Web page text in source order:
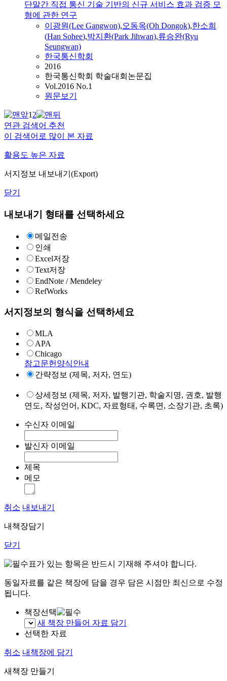
단말간 직접 통신 기술 기반의 신규 서비스 효과 검증 모
형에 관한 연구
이광원(Lee Gangwon),오동옥(Oh Dongok),한소희
(Han Sohee),박지환(Park Jihwan),류승완(Ryu
Seungwan)
한국통신학회
2016
한국통신학회 학술대회논문집
Vol.2016 No.1
원문보기
12
연관 검색어 추천
이 검색어로 많이 본 자료
활용도 높은 자료
서지정보 내보내기(Export)
닫기
내보내기 형태를 선택하세요
메일전송
인쇄
Excel저장
Text저장
EndNote / Mendeley
RefWorks
서지정보의 형식을 선택하세요
MLA
APA
Chicago
참고문헌양식안내
간략정보 (제목, 저자, 연도)
상세정보 (제목, 저자, 발행기관, 학술지명, 권호, 발행
연도, 작성언어, KDC, 자료형태, 수록면, 소장기관, 초록)
수신자 이메일
발신자 이메일
제목
메모
취소 내보내기
내책장담기
닫기
표가 있는 항목은 반드시 기재해 주셔야 합니다.
동일자료를 같은 책장에 담을 경우 담은 시점만 최신으로 수정
됩니다.
책장선택
새 책장 만들어 자료 담기
선택한 자료
취소 내책장에 담기
새책장 만들기